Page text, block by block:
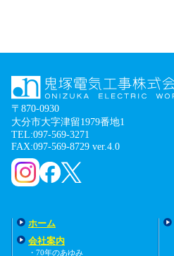
〒870-0930
大分市大字津留1979番地1
TEL:097-569-3271
FAX:097-569-8729 ver.4.0
ホーム
会社案内
・70年のあゆみ